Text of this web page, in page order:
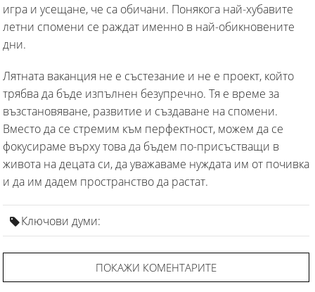
игра и усещане, че са обичани. Понякога най-хубавите
летни спомени се раждат именно в най-обикновените
дни.
Лятната ваканция не е състезание и не е проект, който
трябва да бъде изпълнен безупречно. Тя е време за
възстановяване, развитие и създаване на спомени.
Вместо да се стремим към перфектност, можем да се
фокусираме върху това да бъдем по-присъстващи в
живота на децата си, да уважаваме нуждата им от почивка
и да им дадем пространство да растат.
Ключови думи:
ПОКАЖИ КОМЕНТАРИТЕ